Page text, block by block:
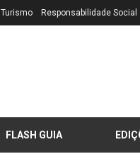
Turismo Responsabilidade Social
FLASH GUIA